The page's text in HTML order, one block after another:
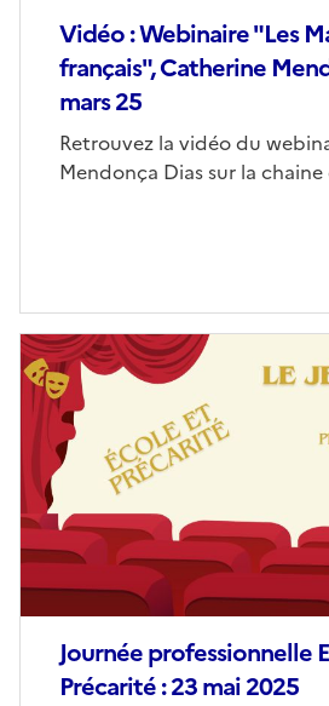
Vidéo : Webinaire "Les
français", Catherine
mars 25
Corps
Retrouvez la vidéo du
Mendonça Dias sur la
Journée professionnelle
Précarité : 23 mai 2025
Image
de
couverture
(conseillée)